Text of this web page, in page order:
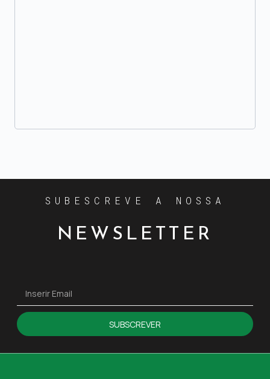
SUBESCREVE A NOSSA
NEWSLETTER
SUBSCREVER